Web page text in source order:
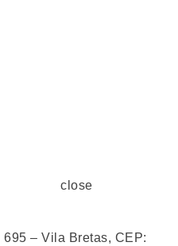
close
– Vila Bretas, CEP: